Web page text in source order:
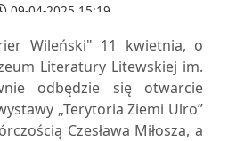
09-04-2025 15:19
Wileński" 11 kwietnia, o
Literatury Litewskiej im.
odbędzie się otwarcie
„Terytoria Ziemi Ulro”
Czesława Miłosza, a